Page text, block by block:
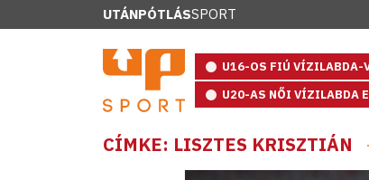
UTÁNPÓTLÁSSPORT
U16-OS FIÚ VÍZILABDA-
U20-AS NŐI VÍZILABDA
CÍMKE: LISZTES KRISZTIÁN